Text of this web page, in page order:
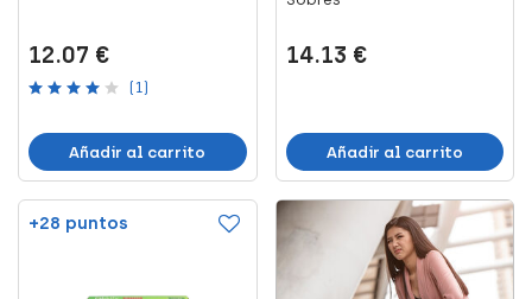
12.07 €
(1)
Añadir al carrito
14.13 €
Añadir al carrito
+28 puntos